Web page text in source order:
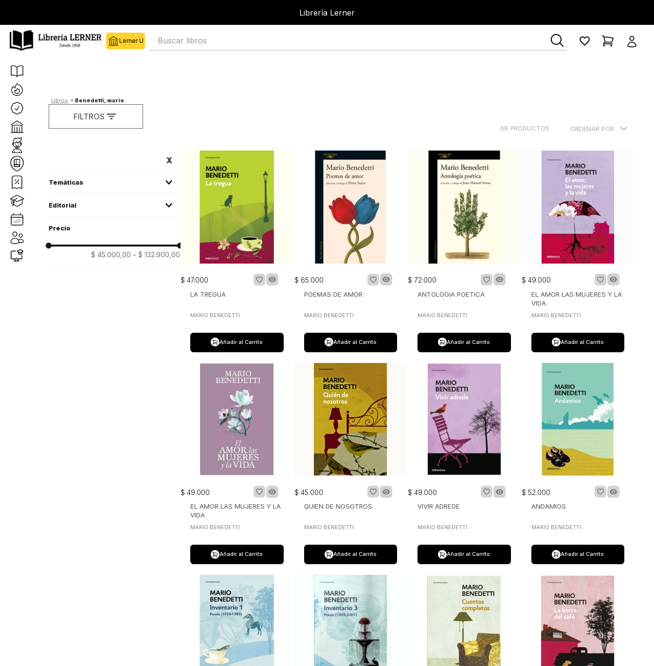
Librería Lerner
Buscar libros
benedetti, mario
68 PRODUCTOS ORDENAR POR
FILTROS
estudios literarios critica literaria
literatura latinoamericana
Editorial
visor libros(25)
(16)$ 45.000,00 – $ 132.900,00
$ 47.000
LA TREGUA
MARIO BENEDETTI
Añadir al Carrito
$ 65.000
POEMAS DE AMOR
MARIO BENEDETTI
Añadir al Carrito
$ 72.000
ANTOLOGIA POETICA
MARIO BENEDETTI
Añadir al Carrito
$ 49.000
EL AMOR LAS MUJERES Y LA
VIDA
MARIO BENEDETTI
Añadir al Carrito
$ 49.000
EL AMOR LAS MUJERES Y LA
VIDA
MARIO BENEDETTI
Añadir al Carrito
$ 45.000
QUIEN DE NOSOTROS
MARIO BENEDETTI
Añadir al Carrito
$ 49.000
VIVIR ADREDE
MARIO BENEDETTI
Añadir al Carrito
$ 52.000
ANDAMIOS
MARIO BENEDETTI
Añadir al Carrito